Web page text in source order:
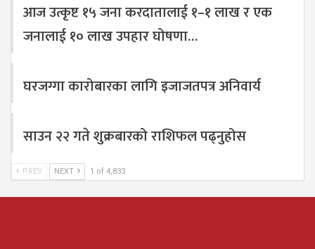
आज उत्कृष्ट १५ जना करदातालाई १–१ लाख र एक
जनालाई १० लाख उपहार घोषणा…
घरजग्गा कारोबारका लागि इजाजतपत्र अनिवार्य
साउन २२ गते शुक्रबारको राशिफल पढ्नुहोस
PREV NEXT 1 of 4,833